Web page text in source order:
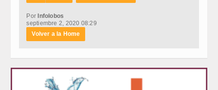
PorInfolobos
septiembre 2, 2020 08:29
Volver a la Home